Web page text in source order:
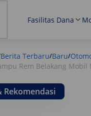
Fasilitas Dana
Berita Terbaru/Baru/
Rem Belakang
Rekomendasi